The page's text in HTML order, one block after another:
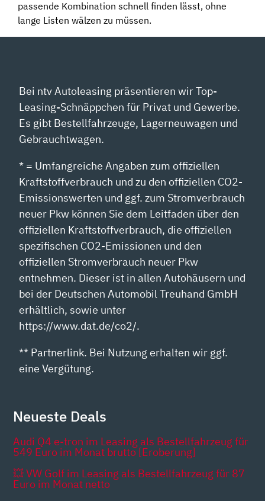
passende Kombination schnell finden lässt, ohne
lange Listen wälzen zu müssen.
Bei ntv Autoleasing präsentieren wir Top-
Leasing-Schnäppchen für Privat und Gewerbe.
Es gibt Bestellfahrzeuge, Lagerneuwagen und
Gebrauchtwagen.
* = Umfangreiche Angaben zum offiziellen
Kraftstoffverbrauch und zu den offiziellen CO2-
Emissionswerten und ggf. zum Stromverbrauch
neuer Pkw können Sie dem Leitfaden über den
offiziellen Kraftstoffverbrauch, die offiziellen
spezifischen CO2-Emissionen und den
offiziellen Stromverbrauch neuer Pkw
entnehmen. Dieser ist in allen Autohäusern und
bei der Deutschen Automobil Treuhand GmbH
erhältlich, sowie unter
https://www.dat.de/co2/.
** Partnerlink. Bei Nutzung erhalten wir ggf.
eine Vergütung.
Neueste Deals
Audi Q4 e-tron im Leasing als Bestellfahrzeug für
549 Euro im Monat brutto [Eroberung]
💥 VW Golf im Leasing als Bestellfahrzeug für 87
Euro im Monat netto